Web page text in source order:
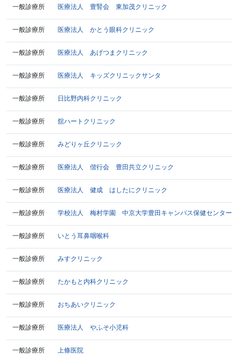
一般診療所 医療法人 豊腎会 東加茂クリニック
一般診療所 医療法人 かとう眼科クリニック
一般診療所 医療法人 あげつまクリニック
一般診療所 医療法人 キッズクリニックサンタ
一般診療所 日比野内科クリニック
一般診療所 舘ハートクリニック
一般診療所 みどりヶ丘クリニック
一般診療所 医療法人 偕行会 豊田共立クリニック
一般診療所 医療法人 健成 はしたにクリニック
一般診療所 学校法人 梅村学園 中京大学豊田キャンパス保健センター
一般診療所 いとう耳鼻咽喉科
一般診療所 みすクリニック
一般診療所 たかもと内科クリニック
一般診療所 おちあいクリニック
一般診療所 医療法人 やふそ小児科
一般診療所 上條医院